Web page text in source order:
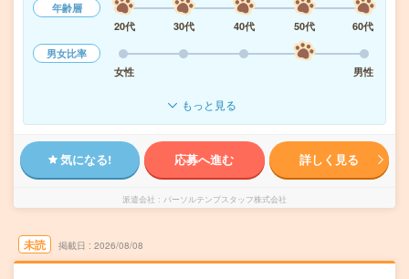
年齢層
20代
30代 40代 50代
60代
男女比率
女性
男性
もっと見る
気になる! 応募へ進む 詳しく見る
派遣会社 パーソルテンプスタッフ株式会社
未読 掲載日 2026/08/08